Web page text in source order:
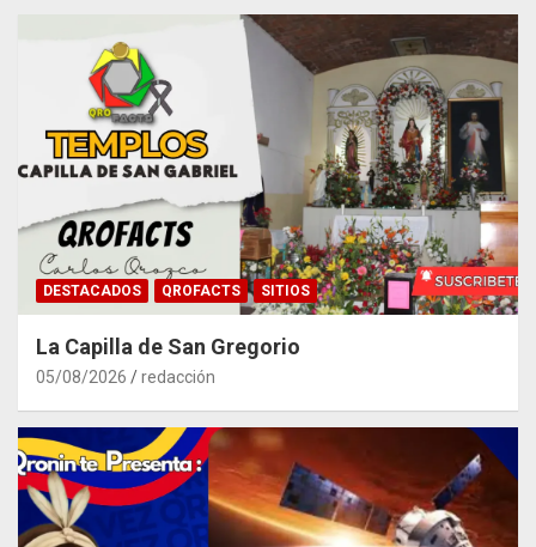
DESTACADOS QROFACTS SITIOS
La Capilla de San Gregorio
05/08/2026 redacción